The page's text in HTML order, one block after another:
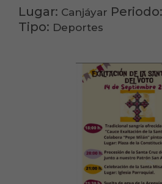
Lugar: Canjáyar Periodo:
Tipo: Deportes